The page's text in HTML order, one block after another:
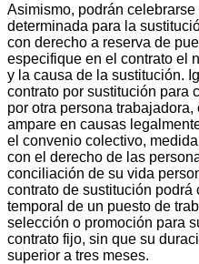
Asimismo, podrán
determinada para la
con derecho a reserva de
especifique en el contrato el
y la causa de la sustitución.
contrato por sustitución para
por otra persona
ampare en causas
el convenio colectivo,
con el derecho de las
conciliación de su vida
contrato de sustitución podrá
temporal de un puesto de
selección o promoción para
contrato fijo, sin que su
superior a tres meses.